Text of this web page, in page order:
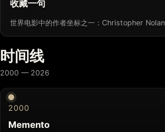
收藏一句
世界电影中的作者坐标之一：Christopher Nolan
时间线
2000 — 2026
2000
Memento